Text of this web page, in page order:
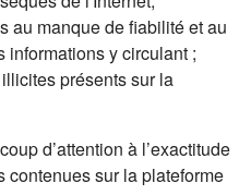
au manque de fiabilité et au
informations y circulant ;
présents sur la
d’attention à l’exactitude
contenues sur la plateforme